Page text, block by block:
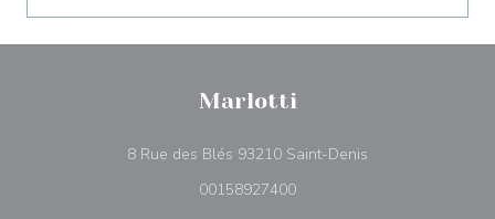
Marlotti
8 Rue des Blés 93210 Saint-Denis
00158927400